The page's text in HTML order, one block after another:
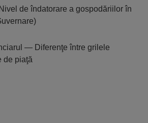
de îndatorare a gospodăriilor în
— Diferenţe între grilele
de piaţă